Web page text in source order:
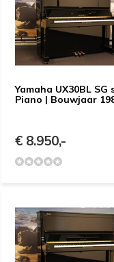
Yamaha UX30BL SG
Piano | Bouwjaar
€ 8.950,-